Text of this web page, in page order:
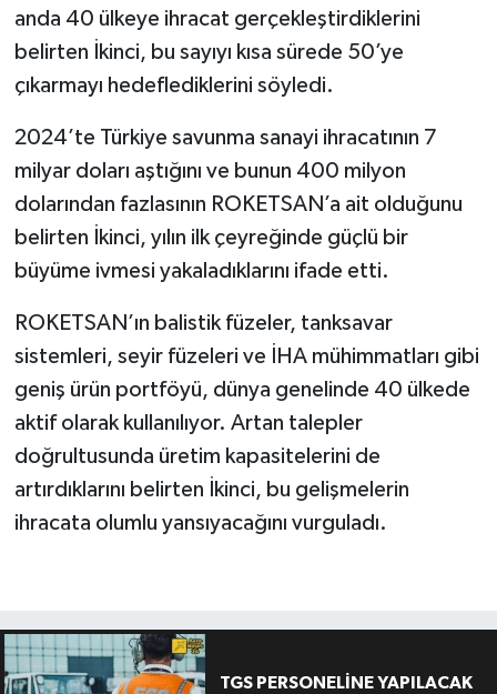
anda 40 ülkeye ihracat gerçekleştirdiklerini
belirten İkinci, bu sayıyı kısa sürede 50’ye
çıkarmayı hedeflediklerini söyledi.
2024’te Türkiye savunma sanayi ihracatının 7
milyar doları aştığını ve bunun 400 milyon
dolarından fazlasının ROKETSAN’a ait olduğunu
belirten İkinci, yılın ilk çeyreğinde güçlü bir
büyüme ivmesi yakaladıklarını ifade etti.
ROKETSAN’ın balistik füzeler, tanksavar
sistemleri, seyir füzeleri ve İHA mühimmatları gibi
geniş ürün portföyü, dünya genelinde 40 ülkede
aktif olarak kullanılıyor. Artan talepler
doğrultusunda üretim kapasitelerini de
artırdıklarını belirten İkinci, bu gelişmelerin
ihracata olumlu yansıyacağını vurguladı.
TGS PERSONELİNE YAPILACAK